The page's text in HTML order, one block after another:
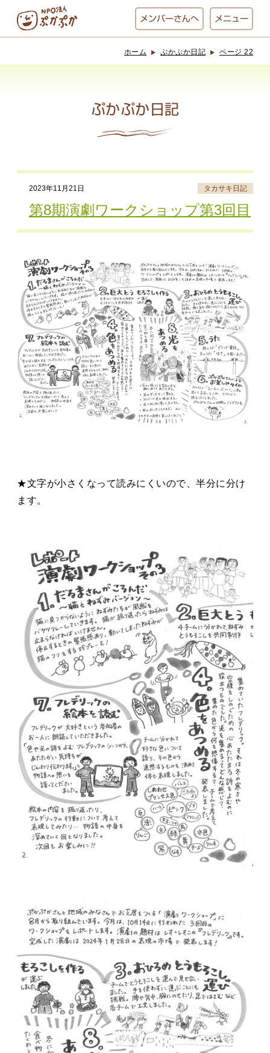
メンバーさんへ メニュー
お休み中
わんど
でんぱた
ぷかぷかさんと
タカサキと
お知らせ ぷかぷか日記
アクセス 採用情報
お問い合わせ
ホーム ぷかぷか日記 ページ 22
ぷかぷか日記
2023年11月21日 タカサキ日記
第8期演劇ワークショップ第3回目
★文字が小さくなって読みにくいので、半分に分け
ます。